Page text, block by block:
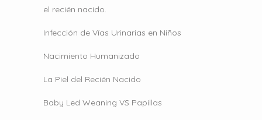
el recién nacido.
Infección de Vías Urinarias en Niños
Nacimiento Humanizado
La Piel del Recién Nacido
Baby Led Weaning VS Papillas